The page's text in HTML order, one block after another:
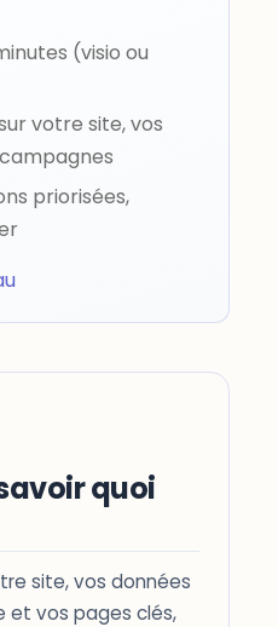
(visio ou
votre site, vos
priorisées,
quoi
site, vos données
et vos pages clés,